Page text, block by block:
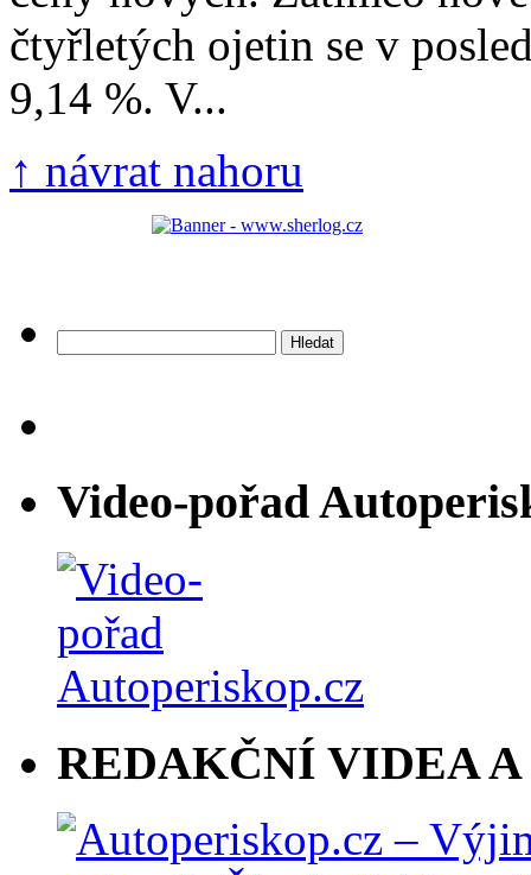
čtyřletých ojetin se v
9,14 %. V...
↑ návrat nahoru
Video-pořad
REDAKČNÍ VIDEA A